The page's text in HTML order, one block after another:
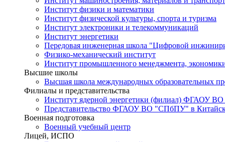
Институт физики и математики
Институт физической культуры, спорта и туризма
Институт электроники и телекоммуникаций
Институт энергетики
Передовая инженерная школа "Цифровой
Физико-механический институт
Институт промышленного менеджмента,
Высшие школы
Высшая школа международных образовательных
Филиалы и представительства
Институт ядерной энергетики (филиал) ФГАОУ
Представительство ФГАОУ ВО "СПбПУ" в
Военная подготовка
Военный учебный центр
Лицей, ИСПО